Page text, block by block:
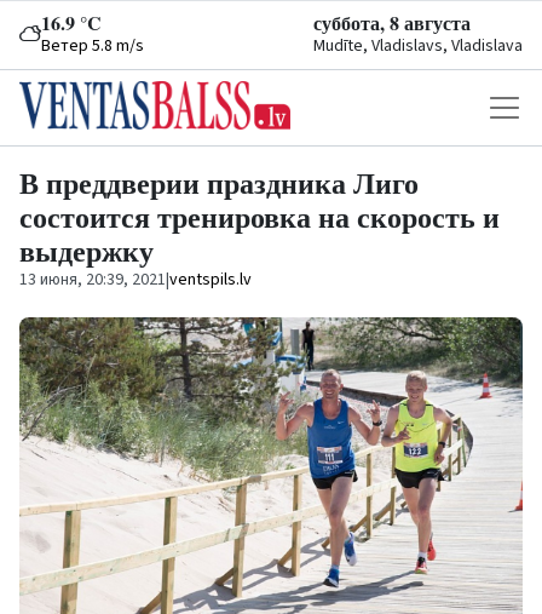
16.9 °C
Ветер 5.8 m/s
суббота, 8 августа
Mudīte, Vladislavs, Vladislava
В преддверии праздника Лиго
состоится тренировка на скорость и
выдержку
13 июня, 20:39, 2021|ventspils.lv